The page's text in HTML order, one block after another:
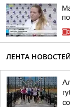
ЛЕНТА НОВОСТЕЙ